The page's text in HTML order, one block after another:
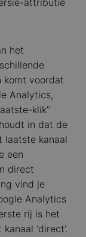
attributie
het
komt voordat
Analytics,
klik”
in dat de
laatste kanaal
een
direct
vind je
Analytics
rij is het
‘direct’.